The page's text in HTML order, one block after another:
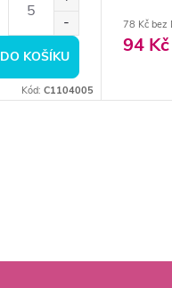
DO KOŠÍKU
Kód: C1104005
78 Kč bez
94 Kč